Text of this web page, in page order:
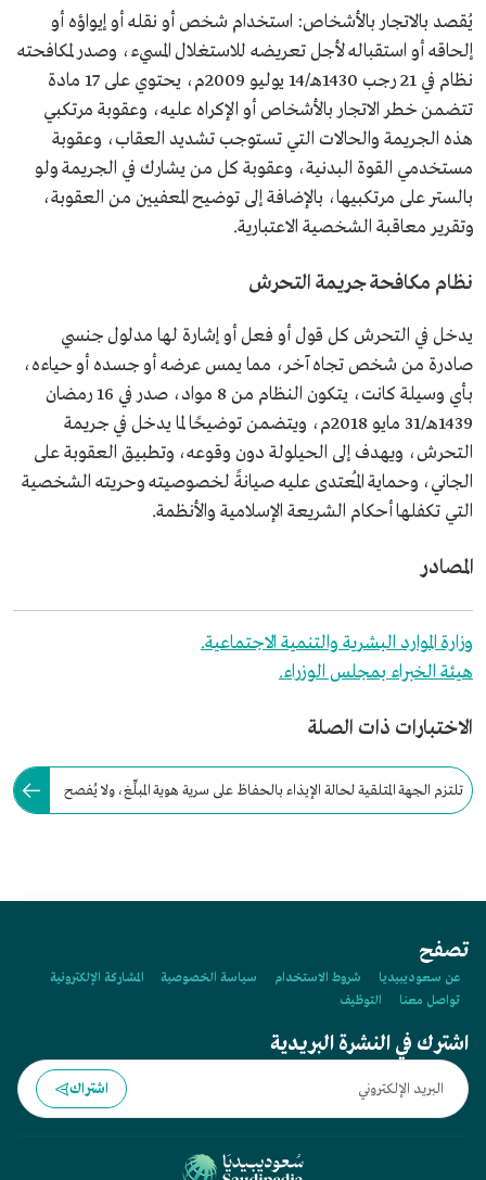
يُقصد بالاتجار بالأشخاص: استخدام شخص أو نقله أو إيواؤه أو
إلحاقه أو استقباله لأجل تعريضه للاستغلال المسيء، وصدر لمكافحته
نظام في 21 رجب 1430هـ/14 يوليو 2009م، يحتوي على 17 مادة
تتضمن خطر الاتجار بالأشخاص أو الإكراه عليه، وعقوبة مرتكبي
هذه الجريمة والحالات التي تستوجب تشديد العقاب، وعقوبة
مستخدمي القوة البدنية، وعقوبة كل من يشارك في الجريمة ولو
بالستر على مرتكبيها، بالإضافة إلى توضيح المعفيين من العقوبة،
وتقرير معاقبة الشخصية الاعتبارية.
نظام مكافحة جريمة التحرش
يدخل في التحرش كل قول أو فعل أو إشارة لها مدلول جنسي
صادرة من شخص تجاه آخر، مما يمس عرضه أو جسده أو حياءه،
بأي وسيلة كانت، يتكون النظام من 8 مواد، صدر في 16 رمضان
1439هـ/31 مايو 2018م، ويتضمن توضيحًا لما يدخل في جريمة
التحرش، ويهدف إلى الحيلولة دون وقوعه، وتطبيق العقوبة على
الجاني، وحماية المُعتدى عليه صيانةً لخصوصيته وحريته الشخصية
التي تكفلها أحكام الشريعة الإسلامية والأنظمة.
المصادر
وزارة الموارد البشرية والتنمية الاجتماعية.
هيئة الخبراء بمجلس الوزراء.
الاختبارات ذات الصلة
تلتزم الجهة المتلقية لحالة الإيذاء بالحفاظ على سرية هوية المبلِّغ، ولا يُفصح
تصفح
عن سعوديبيديا شروط الاستخدام سياسة الخصوصية
المشاركة الإلكترونية
تواصل معنا
التوظيف
اشترك في النشرة البريدية
اشتراك